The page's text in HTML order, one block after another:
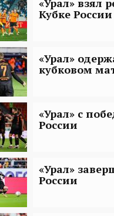
Кубке России
«Урал»
кубковом
«Урал» с
России
«Урал»
России